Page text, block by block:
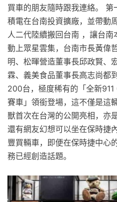
買車的朋友隨時跟我連絡。
積電在台南投資擴廠，並帶動
人二代陸續搬回台南 ，讓台
動上眾星雲集，台南市長黃偉
明、松暉營造董事長邱政賢、
霖、義美食品董事長高志尚都
200台，極度稀有的「全新
賽車」領銜登場，這不僅是這
獸首次在台灣的公開亮相，亦
還有網友幻想可以坐在保時捷
豐買輛車，即便在保時捷中心
務已經創造話題。